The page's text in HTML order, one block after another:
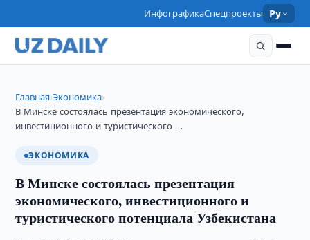
ИнфографикаСпецпроекты Ру
Главная›Экономика›
В Минске состоялась презентация экономического,
инвестиционного и туристического …
ЭКОНОМИКА
В Минске состоялась презентация
экономического, инвестиционного и
туристического потенциала Узбекистана